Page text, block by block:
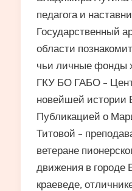
педагога и
Государственный
области
чьи личные фонды
ГКУ БО ГАБО –
новейшей истории
Публикацией о
Титовой –
ветеране
движения в городе
краеведе,